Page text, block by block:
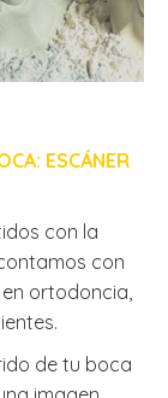
ESCÁNER
con la
con
ortodoncia,
de tu boca